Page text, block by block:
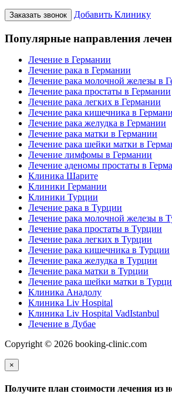
Заказать звонок Добавить Клинику
Популярные направления
Лечение в Германии
Лечение рака в Германии
Лечение рака молочной железы в
Лечение рака простаты в Германии
Лечение рака легких в Германии
Лечение рака кишечника в
Лечение рака желудка в Германии
Лечение рака матки в Германии
Лечение рака шейки матки в
Лечение лимфомы в Германии
Лечение аденомы простаты в
Клиника Шарите
Клиники Германии
Клиники Турции
Лечение рака в Турции
Лечение рака молочной железы в
Лечение рака простаты в Турции
Лечение рака легких в Турции
Лечение рака кишечника в Турции
Лечение рака желудка в Турции
Лечение рака матки в Турции
Лечение рака шейки матки в
Клиника Анадолу
Клиника Liv Hospital
Клиника Liv Hospital VadIstanbul
Лечение в Дубае
Copyright © 2026 booking-clinic.com
×
Получите план стоимости лечения из